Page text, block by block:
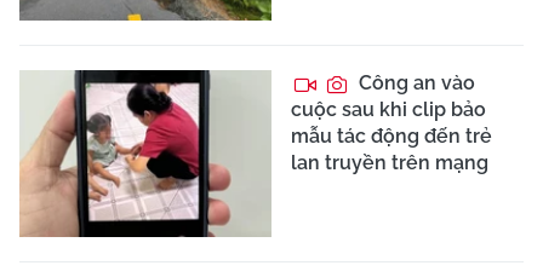
Công an vào
cuộc sau khi clip bảo
mẫu tác động đến trẻ
lan truyền trên mạng